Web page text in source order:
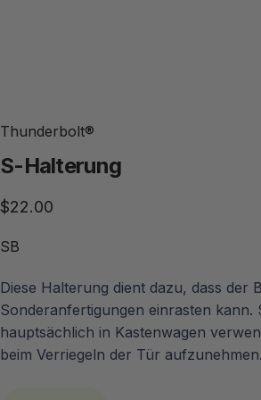
Thunderbolt®
S-Halterung
$22.00
SB
Diese Halterung dient dazu, dass der
Sonderanfertigungen einrasten kann.
hauptsächlich in Kastenwagen
beim Verriegeln der Tür aufzunehmen.